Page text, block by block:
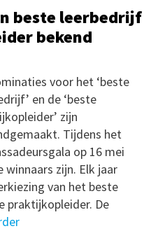
beste leerbedrijf
bekend
voor het ‘beste
en de ‘beste
zijn
Tijdens het
op 16 mei
zijn. Elk jaar
van het beste
praktijkopleider. De